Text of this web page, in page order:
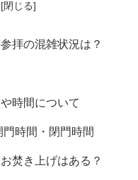
拝の混雑状況は？
時間について
時間・閉門時間
焚き上げはある？